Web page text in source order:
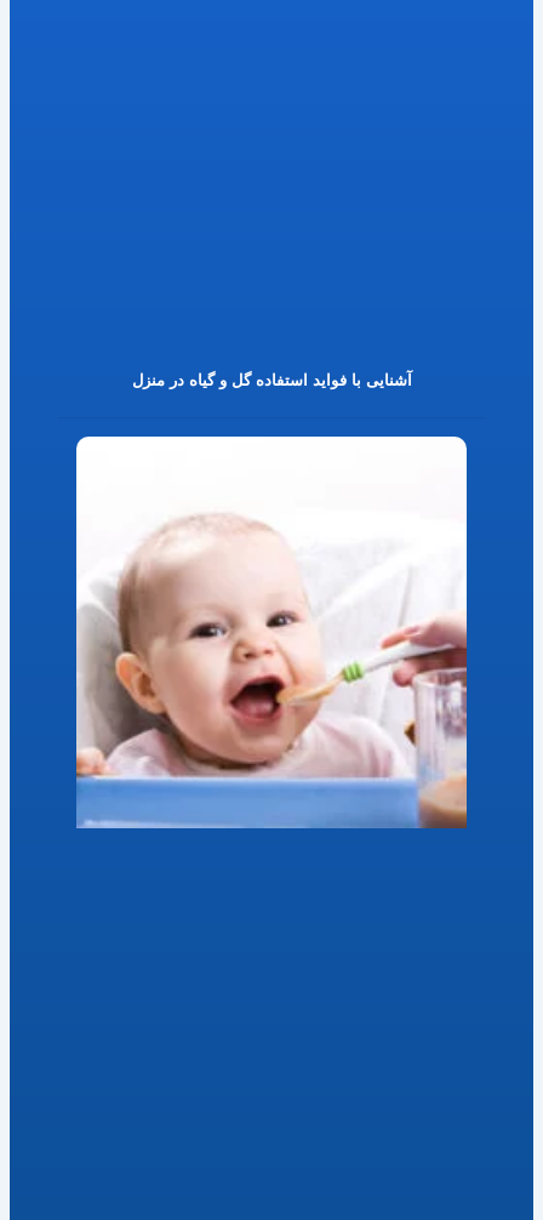
آشنایی با فواید استفاده گل و گیاه در منزل